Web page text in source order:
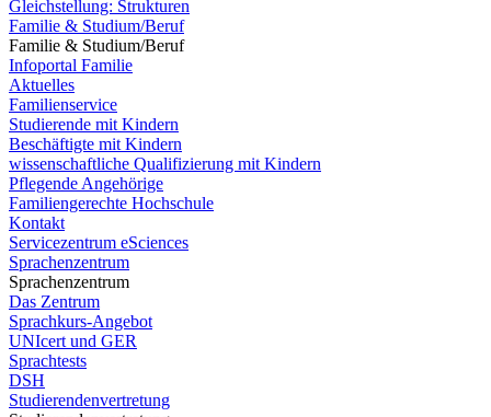
Gleichstellung: Strukturen
Familie & Studium/Beruf
Familie & Studium/Beruf
Infoportal Familie
Aktuelles
Familienservice
Studierende mit Kindern
Beschäftigte mit Kindern
wissenschaftliche Qualifizierung mit Kindern
Pflegende Angehörige
Familiengerechte Hochschule
Kontakt
Servicezentrum eSciences
Sprachenzentrum
Sprachenzentrum
Das Zentrum
Sprachkurs-Angebot
UNIcert und GER
Sprachtests
DSH
Studierendenvertretung